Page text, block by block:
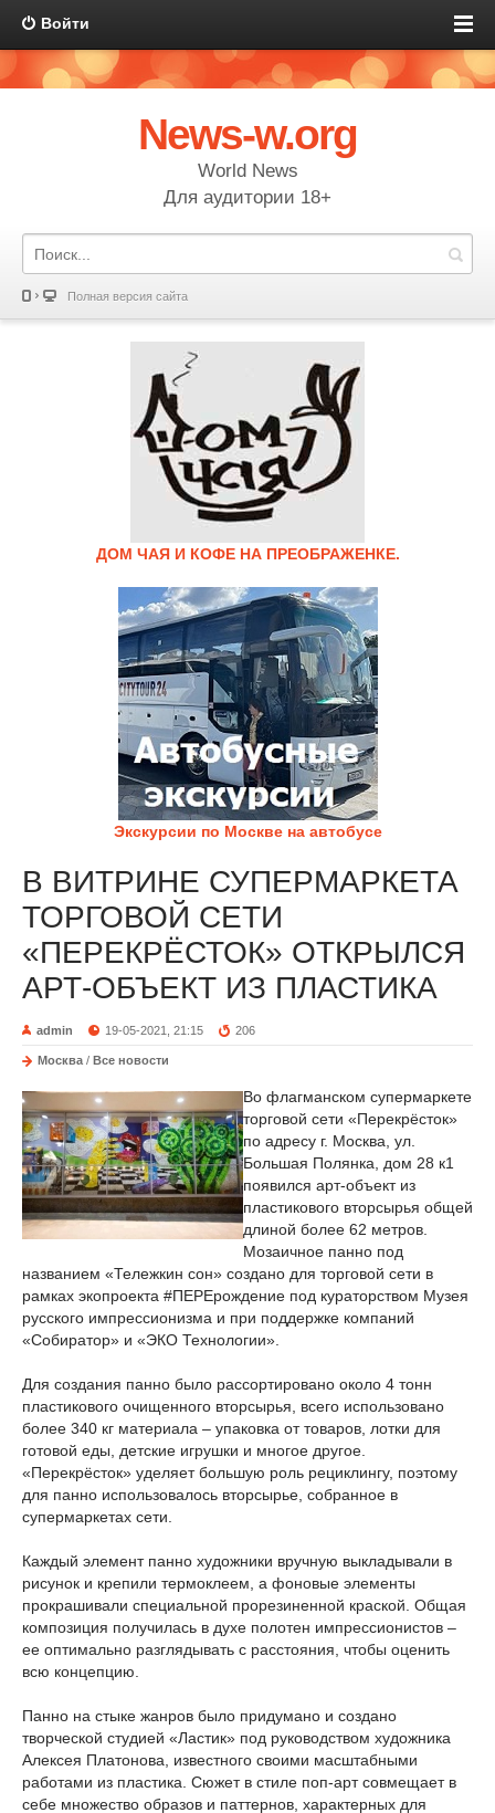
Войти
News-w.org
World News
Для аудитории 18+
Полная версия сайта
ДОМ ЧАЯ И КОФЕ НА ПРЕОБРАЖЕНКЕ.
Экскурсии по Москве на автобусе
В ВИТРИНЕ СУПЕРМАРКЕТА
ТОРГОВОЙ СЕТИ
«ПЕРЕКРЁСТОК» ОТКРЫЛСЯ
АРТ-ОБЪЕКТ ИЗ ПЛАСТИКА
admin 19-05-2021, 21:15 206
Москва / Все новости
Во флагманском супермаркете
торговой сети «Перекрёсток»
по адресу г. Москва, ул.
Большая Полянка, дом 28 к1
появился арт-объект из
пластикового вторсырья общей
длиной более 62 метров.
Мозаичное панно под
названием «Тележкин сон» создано для торговой сети в
рамках экопроекта #ПЕРЕрождение под кураторством Музея
русского импрессионизма и при поддержке компаний
«Собиратор» и «ЭКО Технологии».
Для создания панно было рассортировано около 4 тонн
пластикового очищенного вторсырья, всего использовано
более 340 кг материала – упаковка от товаров, лотки для
готовой еды, детские игрушки и многое другое.
«Перекрёсток» уделяет большую роль рециклингу, поэтому
для панно использовалось вторсырье, собранное в
супермаркетах сети.
Каждый элемент панно художники вручную выкладывали в
рисунок и крепили термоклеем, а фоновые элементы
прокрашивали специальной прорезиненной краской. Общая
композиция получилась в духе полотен импрессионистов –
ее оптимально разглядывать с расстояния, чтобы оценить
всю концепцию.
Панно на стыке жанров было придумано и создано
творческой студией «Ластик» под руководством художника
Алексея Платонова, известного своими масштабными
работами из пластика. Сюжет в стиле поп-арт совмещает в
себе множество образов и паттернов, характерных для